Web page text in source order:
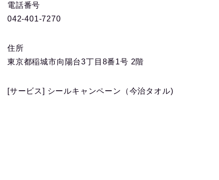
電話番号
042-401-7270
住所
東京都稲城市向陽台3丁目8番1号 2階
[サービス] シールキャンペーン（今治タオル)